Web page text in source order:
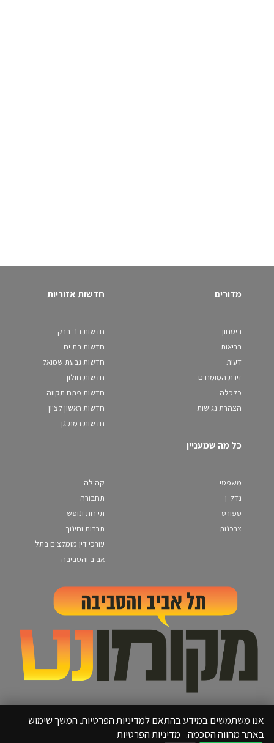
מדורים
ביטחון
בריאות
דעות
זירת המומחים
כלכלה
הצהרת נגישות
חדשות אזוריות
חדשות בני ברק
חדשות בת ים
חדשות גבעת שמואל
חדשות חולון
חדשות פתח תקווה
חדשות ראשון לציון
חדשות רמת גן
כל מה שמעניין
משפטי
נדל"ן
ספורט
צרכנות
קהילה
תחבורה
תיירות ונופש
תרבות וחינוך
עורכי דין מומלצים בתל
אביב והסביבה
אנו משתמשים במידע בהתאם למדיניות הפרטיות. המשך שימוש
באתר מהווה הסכמה. מדיניות הפרטיות